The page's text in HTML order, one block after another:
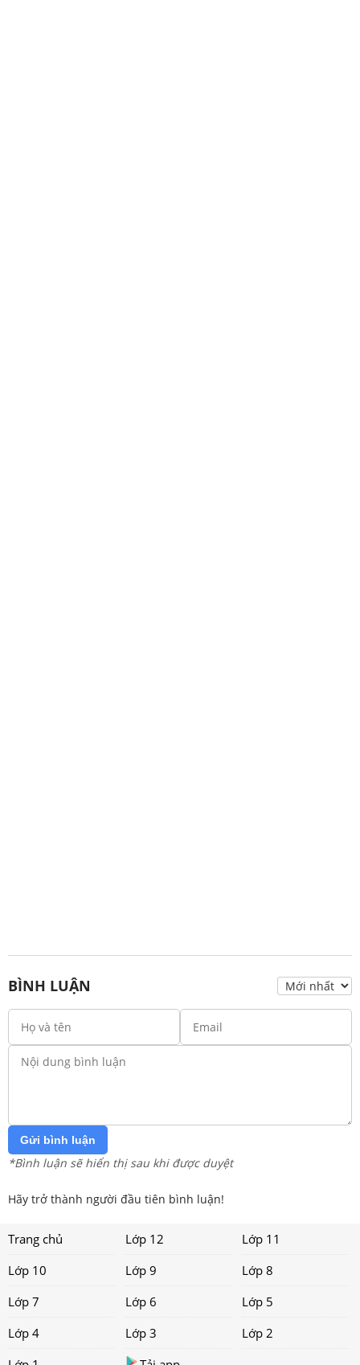
BÌNH LUẬN
Gửi bình luận
*Bình luận sẽ hiển thị sau khi được duyệt
Hãy trở thành người đầu tiên bình luận!
Trang chủ Lớp 12
Lớp 11
Lớp 10
Lớp 9
Lớp 8
Lớp 7
Lớp 6
Lớp 5
Lớp 4
Lớp 3
Lớp 2